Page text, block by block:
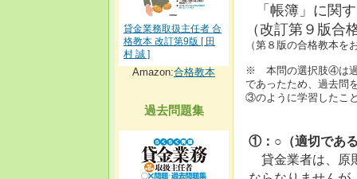
貸金業務取扱主任者 合
格教本 改訂第9版 [ 田
村 誠 ]
Amazon:合格教本
過去問題集
「帳簿」に関
（改訂第９版合
（第８版の合格教本を
※ 本問の選択肢④は過
であったため、過去問
③のように学習したこ
①：○（適切であ
貸金業者は、原